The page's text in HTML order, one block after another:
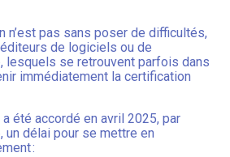
n’est pas sans poser de difficultés,
de logiciels ou de
lesquels se retrouvent parfois dans
immédiatement la certification
été accordé en avril 2025, par
un délai pour se mettre en
: